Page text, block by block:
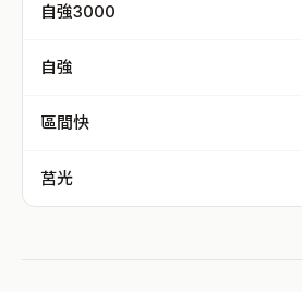
自強3000
自強
區間快
莒光